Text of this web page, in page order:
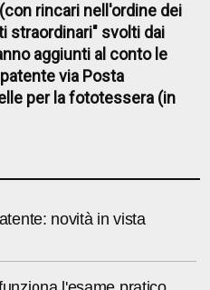
rincari nell'ordine dei
straordinari" svolti dai
aggiunti al conto le
via Posta
per la fototessera (in
novità in vista